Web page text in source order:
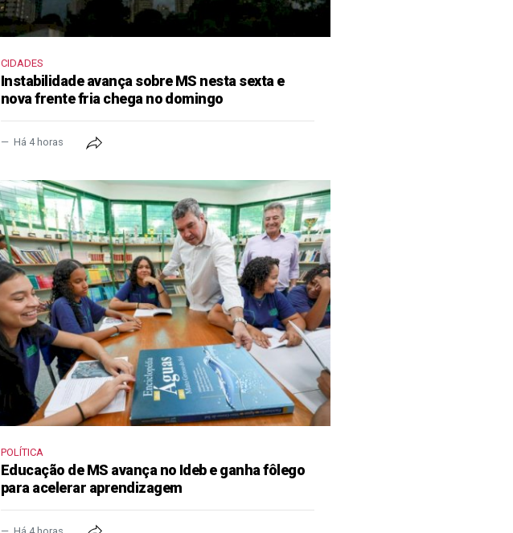
CIDADES
Instabilidade avança sobre MS nesta sexta e
nova frente fria chega no domingo
Há 4 horas
POLÍTICA
Educação de MS avança no Ideb e ganha fôlego
para acelerar aprendizagem